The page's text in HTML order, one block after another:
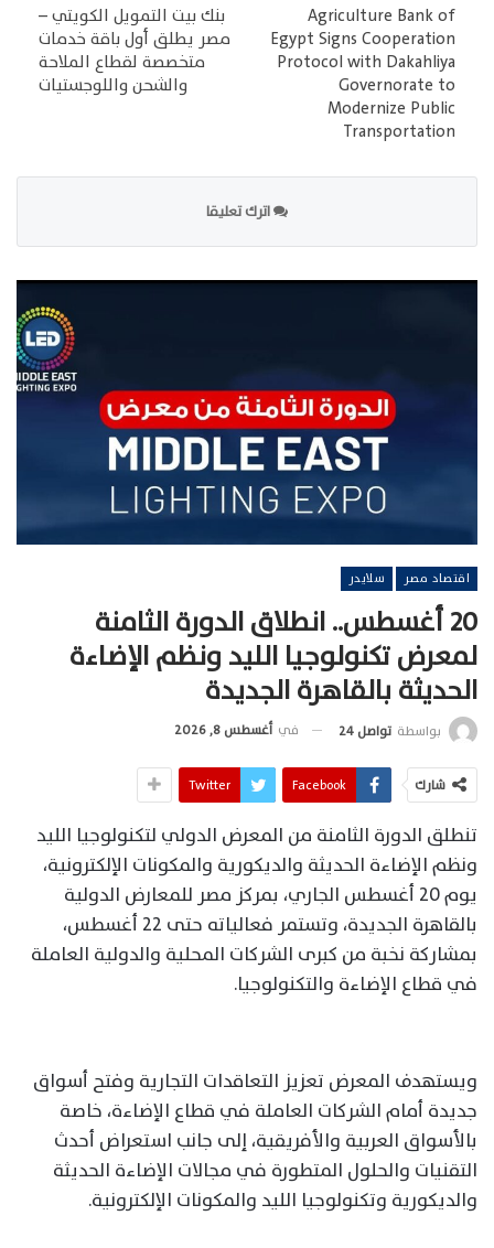
Agriculture Bank of
Egypt Signs Cooperation
Protocol with Dakahliya
Governorate to
Modernize Public
Transportation
بنك بيت التمويل الكويتي –
مصر يطلق أول باقة خدمات
متخصصة لقطاع الملاحة
والشحن واللوجستيات
اترك تعليقا
اقتصاد مصر سلايدر
20 أغسطس.. انطلاق الدورة الثامنة
لمعرض تكنولوجيا الليد ونظم الإضاءة
الحديثة بالقاهرة الجديدة
بواسطة تواصل 24 في أغسطس 8, 2026
شارك Facebook
Twitter
تنطلق الدورة الثامنة من المعرض الدولي لتكنولوجيا الليد
ونظم الإضاءة الحديثة والديكورية والمكونات الإلكترونية،
يوم 20 أغسطس الجاري، بمركز مصر للمعارض الدولية
بالقاهرة الجديدة، وتستمر فعالياته حتى 22 أغسطس،
بمشاركة نخبة من كبرى الشركات المحلية والدولية العاملة
في قطاع الإضاءة والتكنولوجيا.
ويستهدف المعرض تعزيز التعاقدات التجارية وفتح أسواق
جديدة أمام الشركات العاملة في قطاع الإضاءة، خاصة
بالأسواق العربية والأفريقية، إلى جانب استعراض أحدث
التقنيات والحلول المتطورة في مجالات الإضاءة الحديثة
والديكورية وتكنولوجيا الليد والمكونات الإلكترونية.